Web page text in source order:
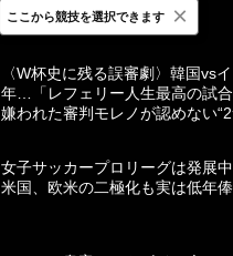
最新 24時間 週間
〈W杯史に残る誤審劇〉韓国vs
年…「レフェリー人生最高の試
嫌われた審判モレノが認めない
女子サッカープロリーグは発展中
米国、欧米の二極化も実は低年俸
ここから競技を選択できます ×